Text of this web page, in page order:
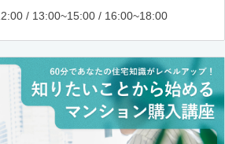
/ 13:00~15:00 / 16:00~18:00